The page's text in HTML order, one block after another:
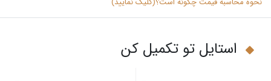
استایل تو تکمیل کن